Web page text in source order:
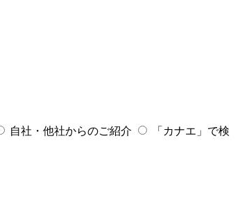
自社・他社からのご紹介
「カナエ」で検